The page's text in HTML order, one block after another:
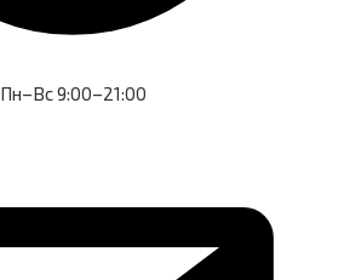
Пн–Вс 9:00–21:00